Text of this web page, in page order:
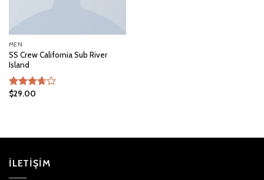
MEN
SS Crew California Sub River
Island
5
$29.00
İLETİŞİM